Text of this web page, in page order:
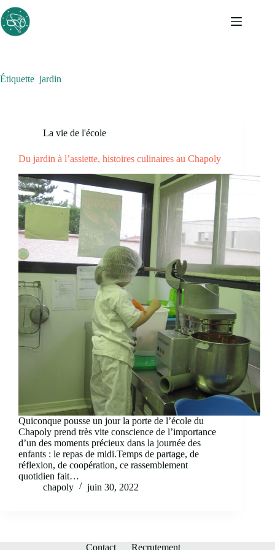
Passer
au
contenu
Étiquette jardin
La vie de l'école
Du jardin à l’assiette, histoires culinaires au Chapoly
Quiconque pousse un jour la porte de l’école du
Chapoly prend très vite conscience de l’importance
d’un des moments précieux dans la journée des
enfants : le repas de midi.Temps de partage, de
réflexion, de coopération, ce rassemblement
quotidien fait…
chapoly
juin 30, 2022
Contact Recrutement